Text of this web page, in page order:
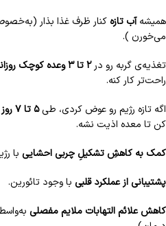
همیشهآب تازهکنار ظرف غذا بذار
می‌خورن ).
تغذیه‌ی گربه رو در۲ تا ۳ وعده کوچک روزانه
راحت‌تر کار کنه.
اگه تازه رژیم رو عوض کردی، طی۵ تا ۷ روز
کن تا معده اذیت نشه.
کمک به کاهشِ تشکیلِ چربی احشایی با
پشتیبانی از عملکرد قلبی با وجود تائورین.
کاهش علائم التهابات ملایم مفصلی